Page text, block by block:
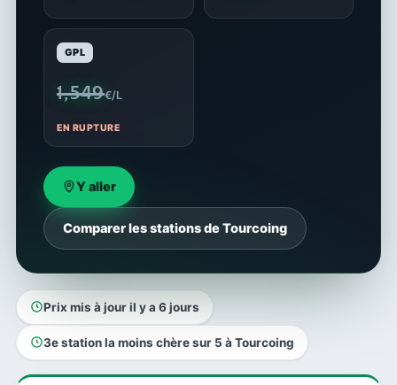
GPL
1,549€/L
EN RUPTURE
Y aller
Comparer les stations de Tourcoing
Prix mis à jour il y a 6 jours
3e station la moins chère sur 5 à Tourcoing